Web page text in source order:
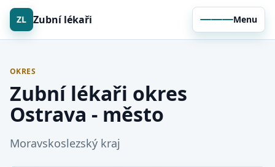
ZL Zubní lékaři Menu
OKRES
Zubní lékaři okres
Ostrava - město
Moravskoslezský kraj